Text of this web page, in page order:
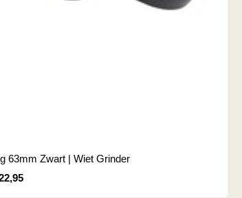
63mm Zwart | Wiet Grinder